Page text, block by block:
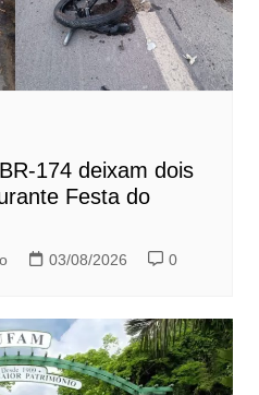
174 deixam dois
Festa do
03/08/2026 0